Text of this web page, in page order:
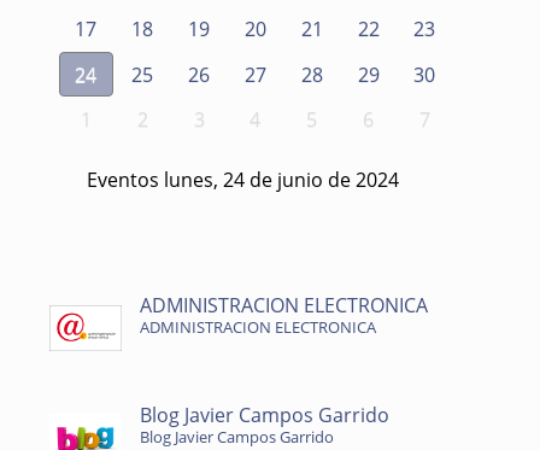
17
18 19 20 21 22
23
24
25 26 27 28 29
30
1
2 3 4 5 6 7
Eventos lunes, 24 de junio de 2024
ADMINISTRACION ELECTRONICA
ADMINISTRACION ELECTRONICA
Blog Javier Campos Garrido
Blog Javier Campos Garrido